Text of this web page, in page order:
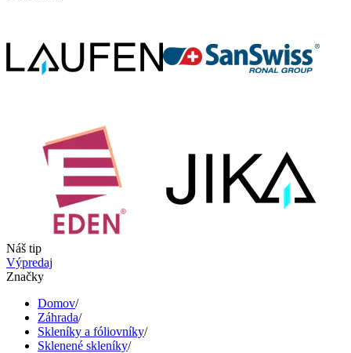
Náš tip
Výpredaj
Značky
Domov/
Záhrada/
Skleníky a fóliovníky/
Sklenené skleníky/